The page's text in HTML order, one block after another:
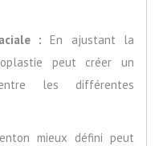
: En ajustant la
peut créer un
les différentes
mieux défini peut